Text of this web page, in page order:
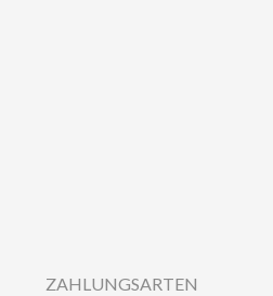
ZAHLUNGSARTEN